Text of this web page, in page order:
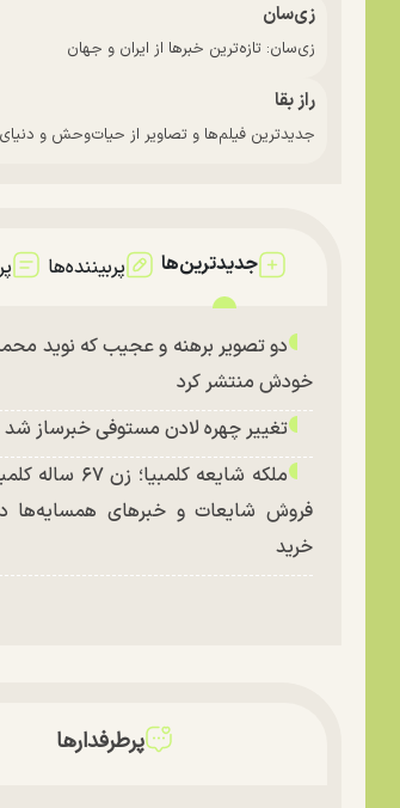
زی‌سان
زی‌سان: تازه‌ترین خبرها از ایران و جهان
راز بقا
جدیدترین فیلم‌ها و تصاویر از حیات‌وحش و
جدیدترین‌ها پربیننده‌ها
دو تصویر برهنه و عجیب که نوید
خودش منتشر کرد
تغییر چهره لادن مستوفی خبرساز شد
ملکه شایعه کلمبیا؛ زن
فروش شایعات و خبر‌های همسایه‌ها
خرید
پرطرفدارها